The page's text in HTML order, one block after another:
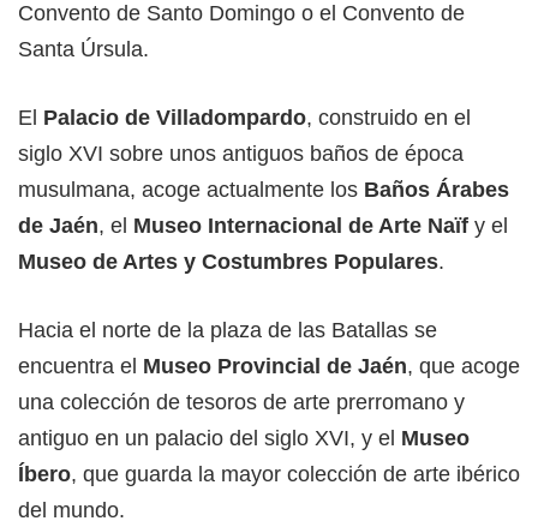
Convento de Santo Domingo o el Convento de
Santa Úrsula.
El Palacio de Villadompardo, construido en el
siglo XVI sobre unos antiguos baños de época
musulmana, acoge actualmente los Baños Árabes
de Jaén, el Museo Internacional de Arte Naïf y el
Museo de Artes y Costumbres Populares.
Hacia el norte de la plaza de las Batallas se
encuentra el Museo Provincial de Jaén, que acoge
una colección de tesoros de arte prerromano y
antiguo en un palacio del siglo XVI, y el Museo
Íbero, que guarda la mayor colección de arte ibérico
del mundo.